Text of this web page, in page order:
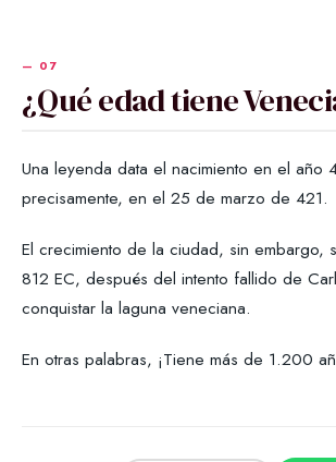
¿Qué edad tiene
Una leyenda data el nacimiento en el año
precisamente, en el 25 de marzo de 421.
El crecimiento de la ciudad, sin embargo,
812 EC, después del intento fallido de
conquistar la laguna veneciana.
En otras palabras, ¡Tiene más de 1.200